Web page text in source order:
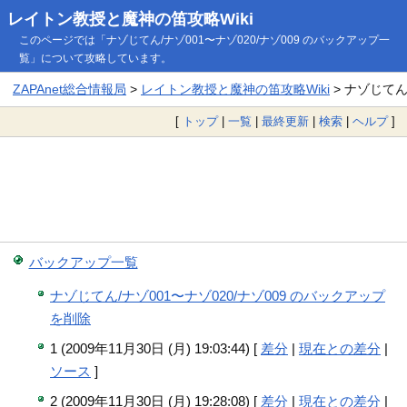
レイトン教授と魔神の笛攻略Wiki
このページでは「ナゾじてん/ナゾ001〜ナゾ020/ナゾ009 のバックアップ一
覧」について攻略しています。
ZAPAnet総合情報局 > レイトン教授と魔神の笛攻略Wiki> ナゾじて
[ トップ| 一覧 | 最終更新 | 検索 | ヘルプ]
バックアップ一覧
ナゾじてん/ナゾ001〜ナゾ020/ナゾ009 のバックアップ
を削除
1 (2009年11月30日 (月) 19:03:44) [ 差分 |現在との差分 |
ソース ]
2 (2009年11月30日 (月) 19:28:08) [ 差分 |現在との差分 |